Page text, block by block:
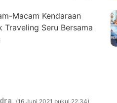
Macam Kendaraan
Traveling Seru Bersama
16 Juni 2021 pukul 22.34